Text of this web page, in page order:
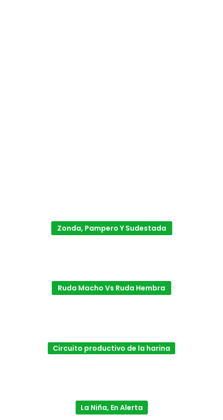
Zonda, Pampero Y Sudestada
Ruda Macho Vs Ruda Hembra
Circuito productivo de la harina
La Niña, En Alerta